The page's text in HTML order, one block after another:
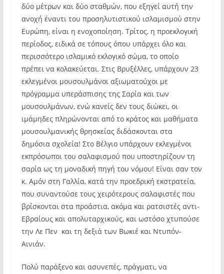
δύο μέτρων και δύο σταθμών, που εξηγεί αυτή την
ανοχή έναντι του προσηλυτιστικού ισλαμισμού στην
Ευρώπη, είναι η ενοχοποίηση. Τρίτος, η προεκλογική
περίοδος, ειδικά σε τόπους όπου υπάρχει όλο και
περισσότερο ισλαμικό εκλογικό σώμα, το οποίο
πρέπει να κολακεύεται. Στις Βρυξέλλες, υπάρχουν 23
εκλεγμένοι μουσουλμάνοι αξιωματούχοι με
πρόγραμμα υπεράσπισης της Σαρία και των
μουσουλμάνων, ενώ κανείς δεν τους διώκει, οι
ιμάμηδες πληρώνονται από το κράτος και μαθήματα
μουσουλμανικής θρησκείας διδάσκονται στα
δημόσια σχολεία! Στο Βέλγιο υπάρχουν εκλεγμένοι
εκπρόσωποι του σαλαφισμού που υποστηρίζουν τη
σαρία ως τη μοναδική πηγή του νόμου! Είναι σαν τον
κ. Αμόν στη Γαλλία, κατά την προεδρική εκστρατεία,
που συναντούσε τους χειρότερους σαλαφιστές που
βρίσκονται στα προάστια, ακόμα και ρατσιστές αντι-
Εβραίους και απολυταρχικούς, και ωστόσο χτυπούσε
την Λε Πεν και τη δεξιά των Βωκιέ και Ντυπόν-
Αινιάν.
Πολύ παράξενο και ασυνεπές, πράγματι, να